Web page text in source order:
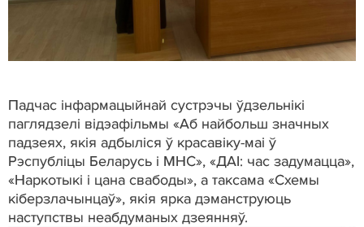
Падчас інфармацыйнай сустрэчы ўдзельнікі
паглядзелі відэафільмы «Аб найбольш значных
падзеях, якія адбыліся ў красавіку-маі ў
Рэспубліцы Беларусь і МНС», «ДАІ: час задумацца»,
«Наркотыкі і цана свабоды», а таксама «Схемы
кіберзлачынцаў», якія ярка дэманструюць
наступствы неабдуманых дзеянняў.